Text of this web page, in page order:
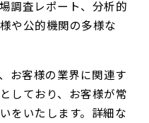
調査レポート、分析的
や公的機関の多様な
お客様の業界に関連す
しており、お客様が常
をいたします。詳細な